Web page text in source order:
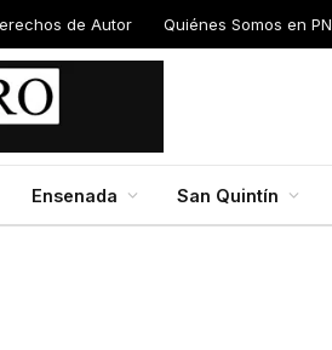
de Autor Quiénes Somos en PN
Ensenada San Quintín